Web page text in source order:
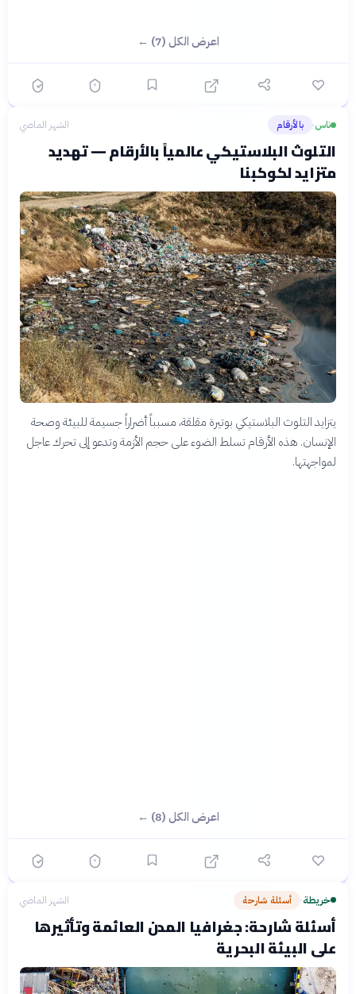
اعرض الكل (7) ←
ناس› بالأرقام الشهر الماضي
التلوث البلاستيكي عالمياً بالأرقام — تهديد
متزايد لكوكبنا
يتزايد التلوث البلاستيكي بوتيرة مقلقة، مسبباً أضراراً جسيمة للبيئة وصحة
الإنسان. هذه الأرقام تسلط الضوء على حجم الأزمة وتدعو إلى تحرك عاجل
لمواجهتها.
اعرض الكل (8) ←
خريطة› أسئلة شارحة الشهر الماضي
أسئلة شارحة: جغرافيا المدن العائمة وتأثيرها
على البيئة البحرية